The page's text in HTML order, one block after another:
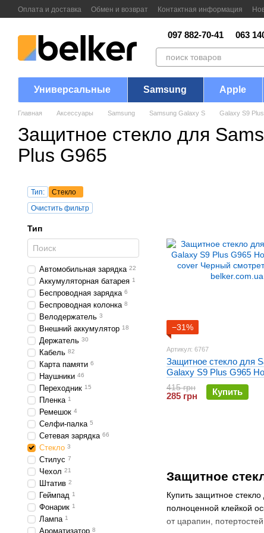
Перейти к основному контенту
Оплата и доставка Обмен и возврат Контактная информация
097 882-70-41 063
Универсальные Samsung Apple
Главная Аксессуары Samsung Samsung Galaxy S Galaxy S9
Защитное стекло для
Plus G965
Защитное
Купить защитное
полноценной клейкой
от царапин,
−31%
Артикул: 6767
Защитное стекло для
Galaxy S9 Plus G965
cover Черное
415 грн
285 грн Купить
Тип:
Стекло
Очистить фильтр
Тип
Автомобильная зарядка 22
Аккумуляторная батарея 1
Беспроводная зарядка 6
Беспроводная колонка 8
Велодержатель 3
Внешний аккумулятор 18
Держатель 30
Кабель 82
Карта памяти 6
Наушники 46
Переходник 15
Пленка 1
Ремешок 4
Селфи-палка 5
Сетевая зарядка 66
Стекло 3
Стилус 7
Чехол 21
Штатив 2
Геймпад 1
Фонарик 1
Лампа 1
Ароматизатор 8